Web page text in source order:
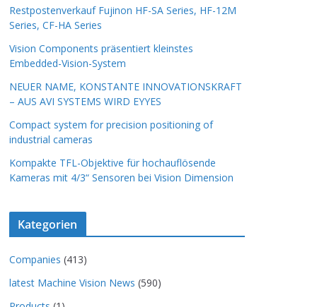
Restpostenverkauf Fujinon HF-SA Series, HF-12M
Series, CF-HA Series
Vision Components präsentiert kleinstes
Embedded-Vision-System
NEUER NAME, KONSTANTE INNOVATIONSKRAFT
– AUS AVI SYSTEMS WIRD EYYES
Compact system for precision positioning of
industrial cameras
Kompakte TFL-Objektive für hochauflösende
Kameras mit 4/3“ Sensoren bei Vision Dimension
Kategorien
Companies (413)
latest Machine Vision News (590)